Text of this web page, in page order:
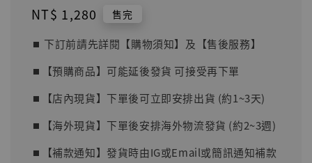
Regular
NT$ 1,280 售完
⏹︎ 下訂前請先詳閱【購物須知】及【售後服務】
⏹︎【預購商品】可能延後發貨 可接受再下單
⏹︎【店內現貨】下單後可立即安排出貨 (約1~3天)
⏹︎【海外現貨】下單後安排海外物流發貨 (約2~3週)
⏹︎【補款通知】發貨時由IG或Email或簡訊通知補款